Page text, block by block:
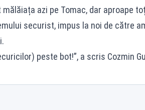
azi pe Tomac, dar aproape
securist, impus la noi de către
peste bot!”, a scris Cozmin